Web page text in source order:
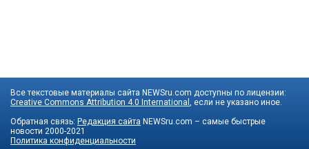
Все текстовые материалы сайта NEWSru.com доступны по лицензии:
Creative Commons Attribution 4.0 International , если не указано иное.
Обратная связь: Редакция сайта NEWSru.com – самые быстрые
новости 2000-2021
Политика конфиденциальности